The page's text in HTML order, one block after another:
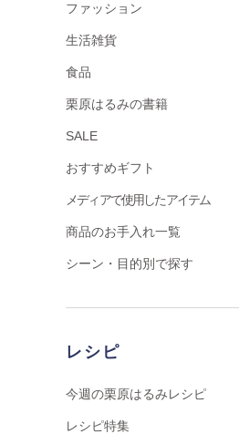
ファッション
生活雑貨
食品
栗原はるみの書籍
SALE
おすすめギフト
メディアで使用したアイテム
商品のお手入れ一覧
シーン・目的別で探す
レシピ
今週の栗原はるみレシピ
レシピ特集